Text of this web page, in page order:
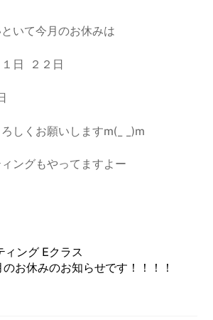
いて今月のお休みは
日 ２２日
しくお願いしますm(_ _)m
ングもやってますよー
ィング Eクラス
お休みのお知らせです！！！！